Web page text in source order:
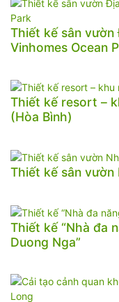
Thiết kế sân
Vinhomes Ocean
Thiết kế resort –
(Hòa Bình)
Thiết kế sân vườn
Thiết kế “Nhà đa
Duong Nga”